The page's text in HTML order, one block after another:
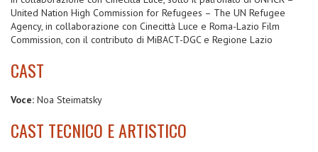
United Nation High Commission for Refugees – The UN Refugee
Agency, in collaborazione con Cinecittà Luce e Roma-Lazio Film
Commission, con il contributo di MiBACT-DGC e Regione Lazio
CAST
Voce: Noa Steimatsky
CAST TECNICO E ARTISTICO